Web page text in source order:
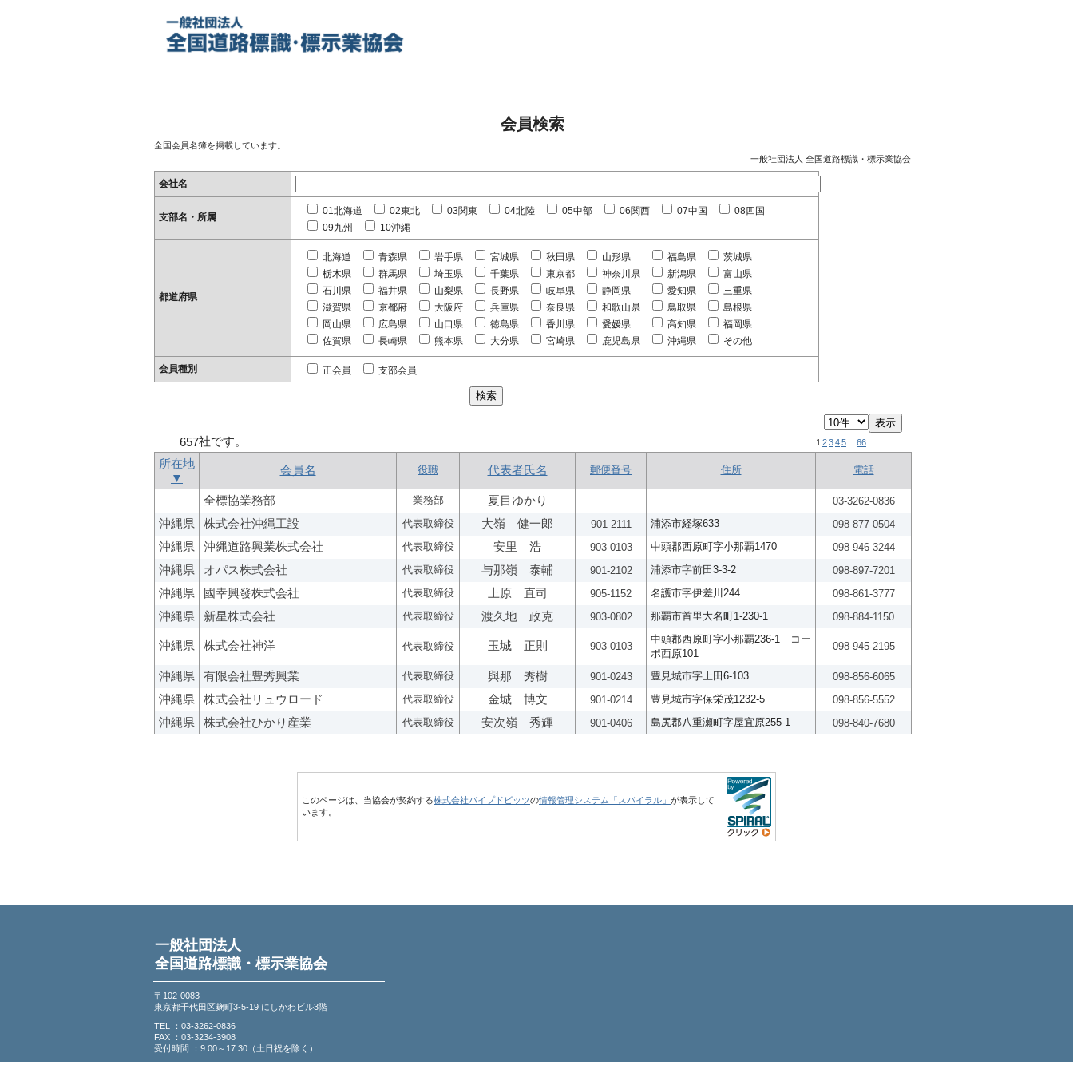
会員検索
全国会員名簿を掲載しています。
一般社団法人 全国道路標識・標示業協会
会社名
支部名・所属
01北海道 02東北 03関東 04北陸 05中部 06関西 07中国
08四国
09九州
10沖縄
都道府県
北海道 青森県 岩手県 宮城県 秋田県 山形県 福島県
茨城県
栃木県
群馬県 埼玉県 千葉県 東京都 神奈川県 新潟県
富山県
石川県
福井県 山梨県 長野県 岐阜県 静岡県 愛知県
三重県
滋賀県
京都府 大阪府 兵庫県 奈良県 和歌山県 鳥取県
島根県
岡山県
広島県 山口県 徳島県 香川県 愛媛県 高知県
福岡県
佐賀県
長崎県 熊本県 大分県 宮崎県 鹿児島県 沖縄県 その他
会員種別 正会員 支部会員
657社です。 1 2345 66
所在地
▼
会員名 役職 代表者氏名 郵便番号 住所 電話
全標協業務部 業務部 夏目ゆかり 03-3262-0836
沖縄県 株式会社沖縄工設 代表取締役 大嶺 健一郎 901-2111 浦添市経塚633 098-877-0504
沖縄県 沖縄道路興業株式会社 代表取締役 安里 浩 903-0103 中頭郡西原町字小那覇1470 098-946-3244
沖縄県 オパス株式会社 代表取締役 与那嶺 泰輔 901-2102 浦添市字前田3-3-2 098-897-7201
沖縄県 國幸興發株式会社 代表取締役 上原 直司 905-1152 名護市字伊差川244 098-861-3777
沖縄県 新星株式会社 代表取締役 渡久地 政克 903-0802 那覇市首里大名町1-230-1 098-884-1150
沖縄県 株式会社神洋 代表取締役 玉城 正則 903-0103
中頭郡西原町字小那覇236-1 コー
ポ西原101
098-945-2195
沖縄県 有限会社豊秀興業 代表取締役 與那 秀樹 901-0243 豊見城市字上田6-103 098-856-6065
沖縄県 株式会社リュウロード 代表取締役 金城 博文 901-0214 豊見城市字保栄茂1232-5 098-856-5552
沖縄県 株式会社ひかり産業 代表取締役 安次嶺 秀輝 901-0406 島尻郡八重瀬町字屋宜原255-1 098-840-7680
このページは、当協会が契約する株式会社パイプドビッツの情報管理システム「スパイラル」 が表示して
います。
一般社団法人
全国道路標識・標示業協会
〒102-0083
東京都千代田区麹町3-5-19 にしかわビル3階
TEL ：03-3262-0836
FAX ：03-3234-3908
受付時間 ：9:00～17:30（土日祝を除く）